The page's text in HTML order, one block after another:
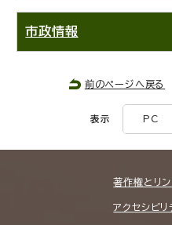
市政情報
前のページへ戻る
表示 PC
著作権とリン
アクセシビリ